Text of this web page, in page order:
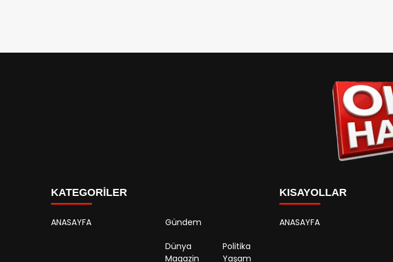
KATEGORİLER
ANASAYFA Gündem
Dünya
Politika
Magazin
Yaşam
KISAYOLLAR
ANASAYFA